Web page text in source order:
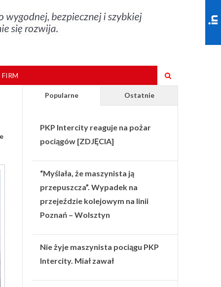
Popularne Ostatnie
PKP Intercity reaguje na pożar
pociągów [ZDJĘCIA]
“Myślała, że maszynista ją
przepuszcza”. Wypadek na
przejeździe kolejowym na linii
Poznań – Wolsztyn
Nie żyje maszynista pociągu PKP
Intercity. Miał zawał